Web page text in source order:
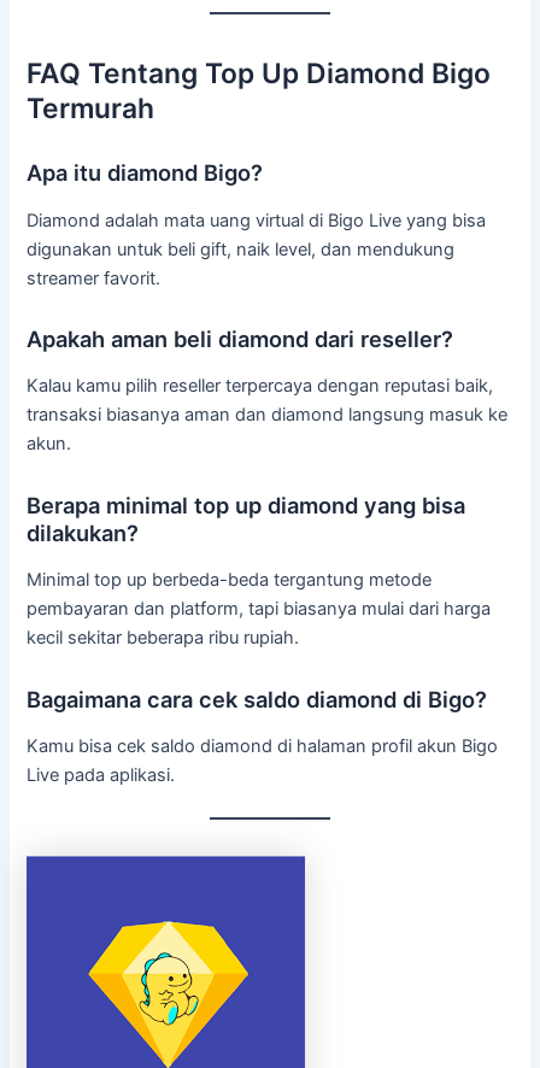
FAQ Tentang Top Up Diamond Bigo
Termurah
Apa itu diamond Bigo?
Diamond adalah mata uang virtual di Bigo Live yang bisa
digunakan untuk beli gift, naik level, dan mendukung
streamer favorit.
Apakah aman beli diamond dari reseller?
Kalau kamu pilih reseller terpercaya dengan reputasi baik,
transaksi biasanya aman dan diamond langsung masuk ke
akun.
Berapa minimal top up diamond yang bisa
dilakukan?
Minimal top up berbeda-beda tergantung metode
pembayaran dan platform, tapi biasanya mulai dari harga
kecil sekitar beberapa ribu rupiah.
Bagaimana cara cek saldo diamond di Bigo?
Kamu bisa cek saldo diamond di halaman profil akun Bigo
Live pada aplikasi.